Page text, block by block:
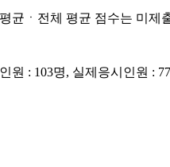
균ㆍ전체 평균 점수는 미제
원 : 103명, 실제응시인원 :